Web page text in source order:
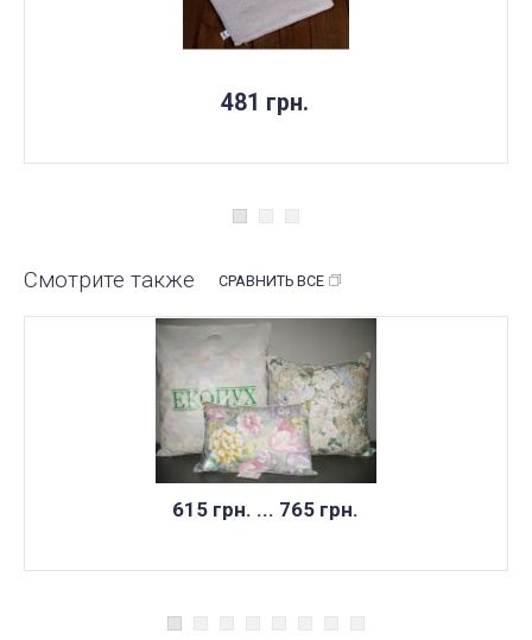
481 грн.
Смотрите также СРАВНИТЬ ВСЕ
615 грн. ... 765 грн.